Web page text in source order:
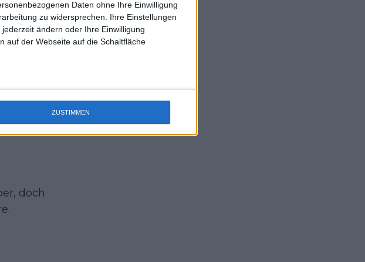
Daten ohne Ihre Einwilligung
zu widersprechen. Ihre Einstellungen
ändern oder Ihre Einwilligung
auf der Webseite auf die Schaltfläche
ZUSTIMMEN
doch
uss J-L-Struff wahrscheinlich morge 3 Spiele absolvieren (2.
mal Einzel 1x Doppel) dank der hervorragenden Unterstützung
des Kommentators für F-A-A